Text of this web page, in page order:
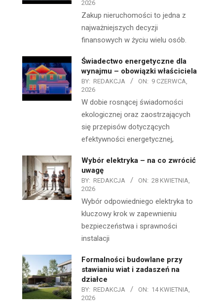
2026
Zakup nieruchomości to jedna z
najważniejszych decyzji
finansowych w życiu wielu osób.
Świadectwo energetyczne dla
wynajmu – obowiązki właściciela
BY: REDAKCJA ON: 9 CZERWCA,
2026
W dobie rosnącej świadomości
ekologicznej oraz zaostrzających
się przepisów dotyczących
efektywności energetycznej,
Wybór elektryka – na co zwrócić
uwagę
BY: REDAKCJA ON: 28 KWIETNIA,
2026
Wybór odpowiedniego elektryka to
kluczowy krok w zapewnieniu
bezpieczeństwa i sprawności
instalacji
Formalności budowlane przy
stawianiu wiat i zadaszeń na
działce
BY: REDAKCJA ON: 14 KWIETNIA,
2026